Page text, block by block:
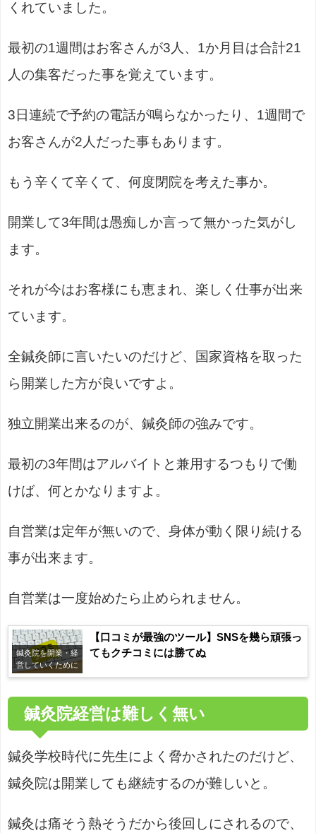
くれていました。
最初の1週間はお客さんが3人、1か月目は合計21
人の集客だった事を覚えています。
3日連続で予約の電話が鳴らなかったり、1週間で
お客さんが2人だった事もあります。
もう辛くて辛くて、何度閉院を考えた事か。
開業して3年間は愚痴しか言って無かった気がし
ます。
それが今はお客様にも恵まれ、楽しく仕事が出来
ています。
全鍼灸師に言いたいのだけど、国家資格を取った
ら開業した方が良いですよ。
独立開業出来るのが、鍼灸師の強みです。
最初の3年間はアルバイトと兼用するつもりで働
けば、何とかなりますよ。
自営業は定年が無いので、身体が動く限り続ける
事が出来ます。
自営業は一度始めたら止められません。
鍼灸院を開業・経
営していくために
【口コミが最強のツール】SNSを幾ら頑張っ
てもクチコミには勝てぬ
鍼灸院経営は難しく無い
鍼灸学校時代に先生によく脅かされたのだけど、
鍼灸院は開業しても継続するのが難しいと。
鍼灸は痛そう熱そうだから後回しにされるので、